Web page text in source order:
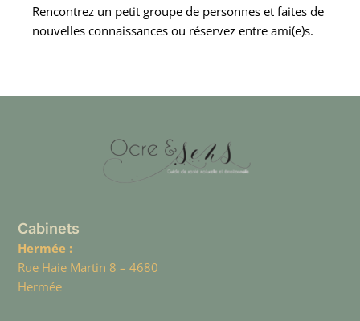
Rencontrez un petit groupe de personnes et faites de
nouvelles connaissances ou réservez entre ami(e)s.
Cabinets
Hermée :
Rue Haie Martin 8 – 4680
Hermée